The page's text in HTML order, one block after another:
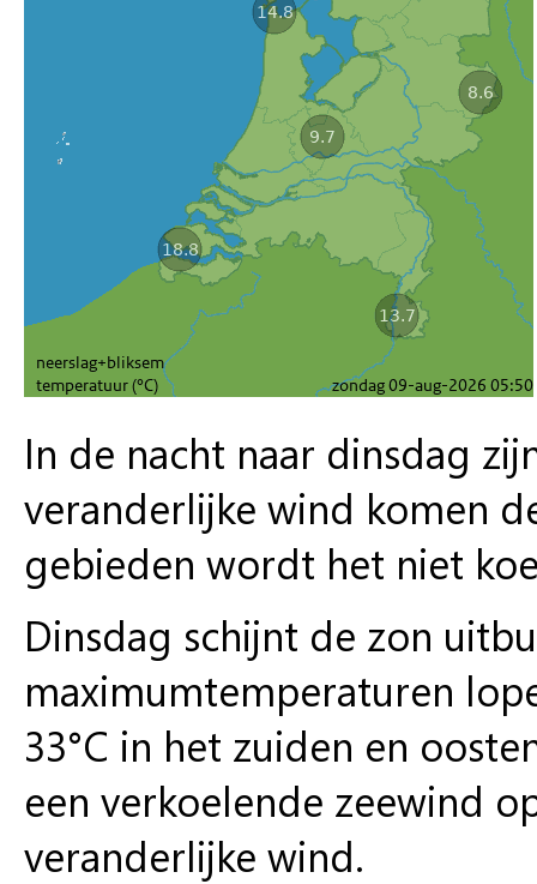
In de nacht naar dinsdag
veranderlijke wind komen
gebieden wordt het niet
Dinsdag schijnt de zon
maximumtemperaturen
33°C in het zuiden en
een verkoelende zeewind
veranderlijke wind.